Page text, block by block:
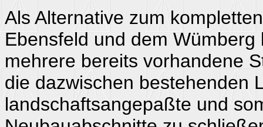
Als Alternative zum
Ebensfeld und dem
mehrere bereits vorhandene
die dazwischen bestehenden
landschaftsangepaßte und